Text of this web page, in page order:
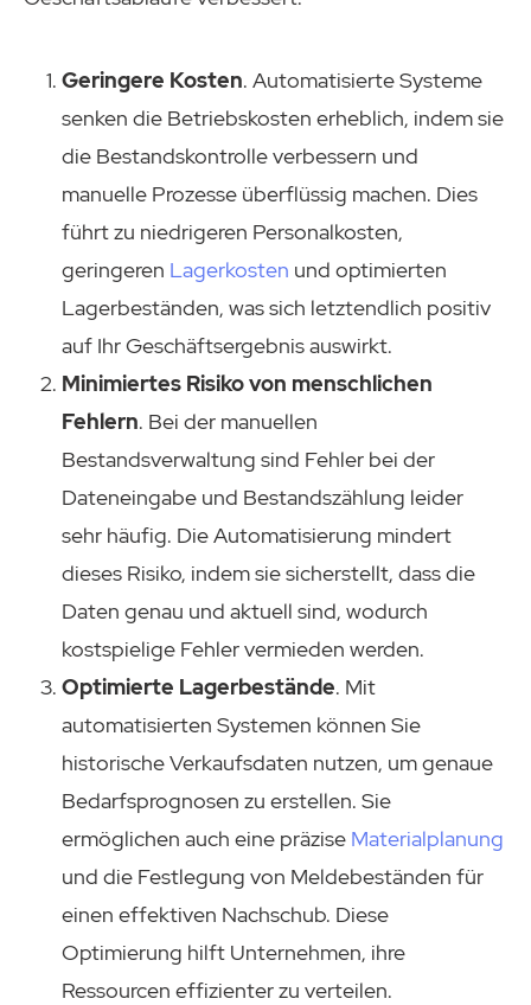
Geringere Kosten. Automatisierte Systeme
senken die Betriebskosten erheblich, indem sie
die Bestandskontrolle verbessern und
manuelle Prozesse überflüssig machen. Dies
führt zu niedrigeren Personalkosten,
geringeren Lagerkosten und optimierten
Lagerbeständen, was sich letztendlich positiv
auf Ihr Geschäftsergebnis auswirkt.
Minimiertes Risiko von menschlichen
Fehlern. Bei der manuellen
Bestandsverwaltung sind Fehler bei der
Dateneingabe und Bestandszählung leider
sehr häufig. Die Automatisierung mindert
dieses Risiko, indem sie sicherstellt, dass die
Daten genau und aktuell sind, wodurch
kostspielige Fehler vermieden werden.
Optimierte Lagerbestände. Mit
automatisierten Systemen können Sie
historische Verkaufsdaten nutzen, um genaue
Bedarfsprognosen zu erstellen. Sie
ermöglichen auch eine präzise Materialplanung
und die Festlegung von Meldebeständen für
einen effektiven Nachschub. Diese
Optimierung hilft Unternehmen, ihre
Ressourcen effizienter zu verteilen.